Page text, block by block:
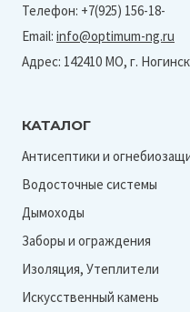
Телефон: +7(925) 156-18-
Email: info@optimum-ng.ru
Адрес: 142410 МО, г.
КАТАЛОГ
Антисептики и
Водосточные системы
Дымоходы
Заборы и ограждения
Изоляция, Утеплители
Искусственный камень